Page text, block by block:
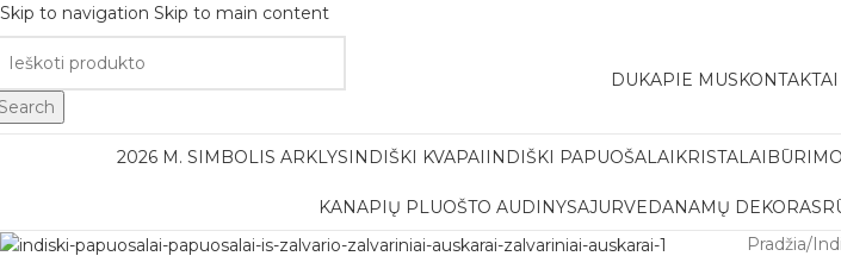
Skip to navigation Skip to main content
DUKAPIE MUSKONTAKTAI
2026 M. SIMBOLIS ARKLYSINDIŠKI KVAPAI INDIŠKI PAPUOŠALAI KRISTALAI
KANAPIŲ PLUOŠTO AUDINYSAJURVEDANAMŲ DEKORAS
Pradžia/